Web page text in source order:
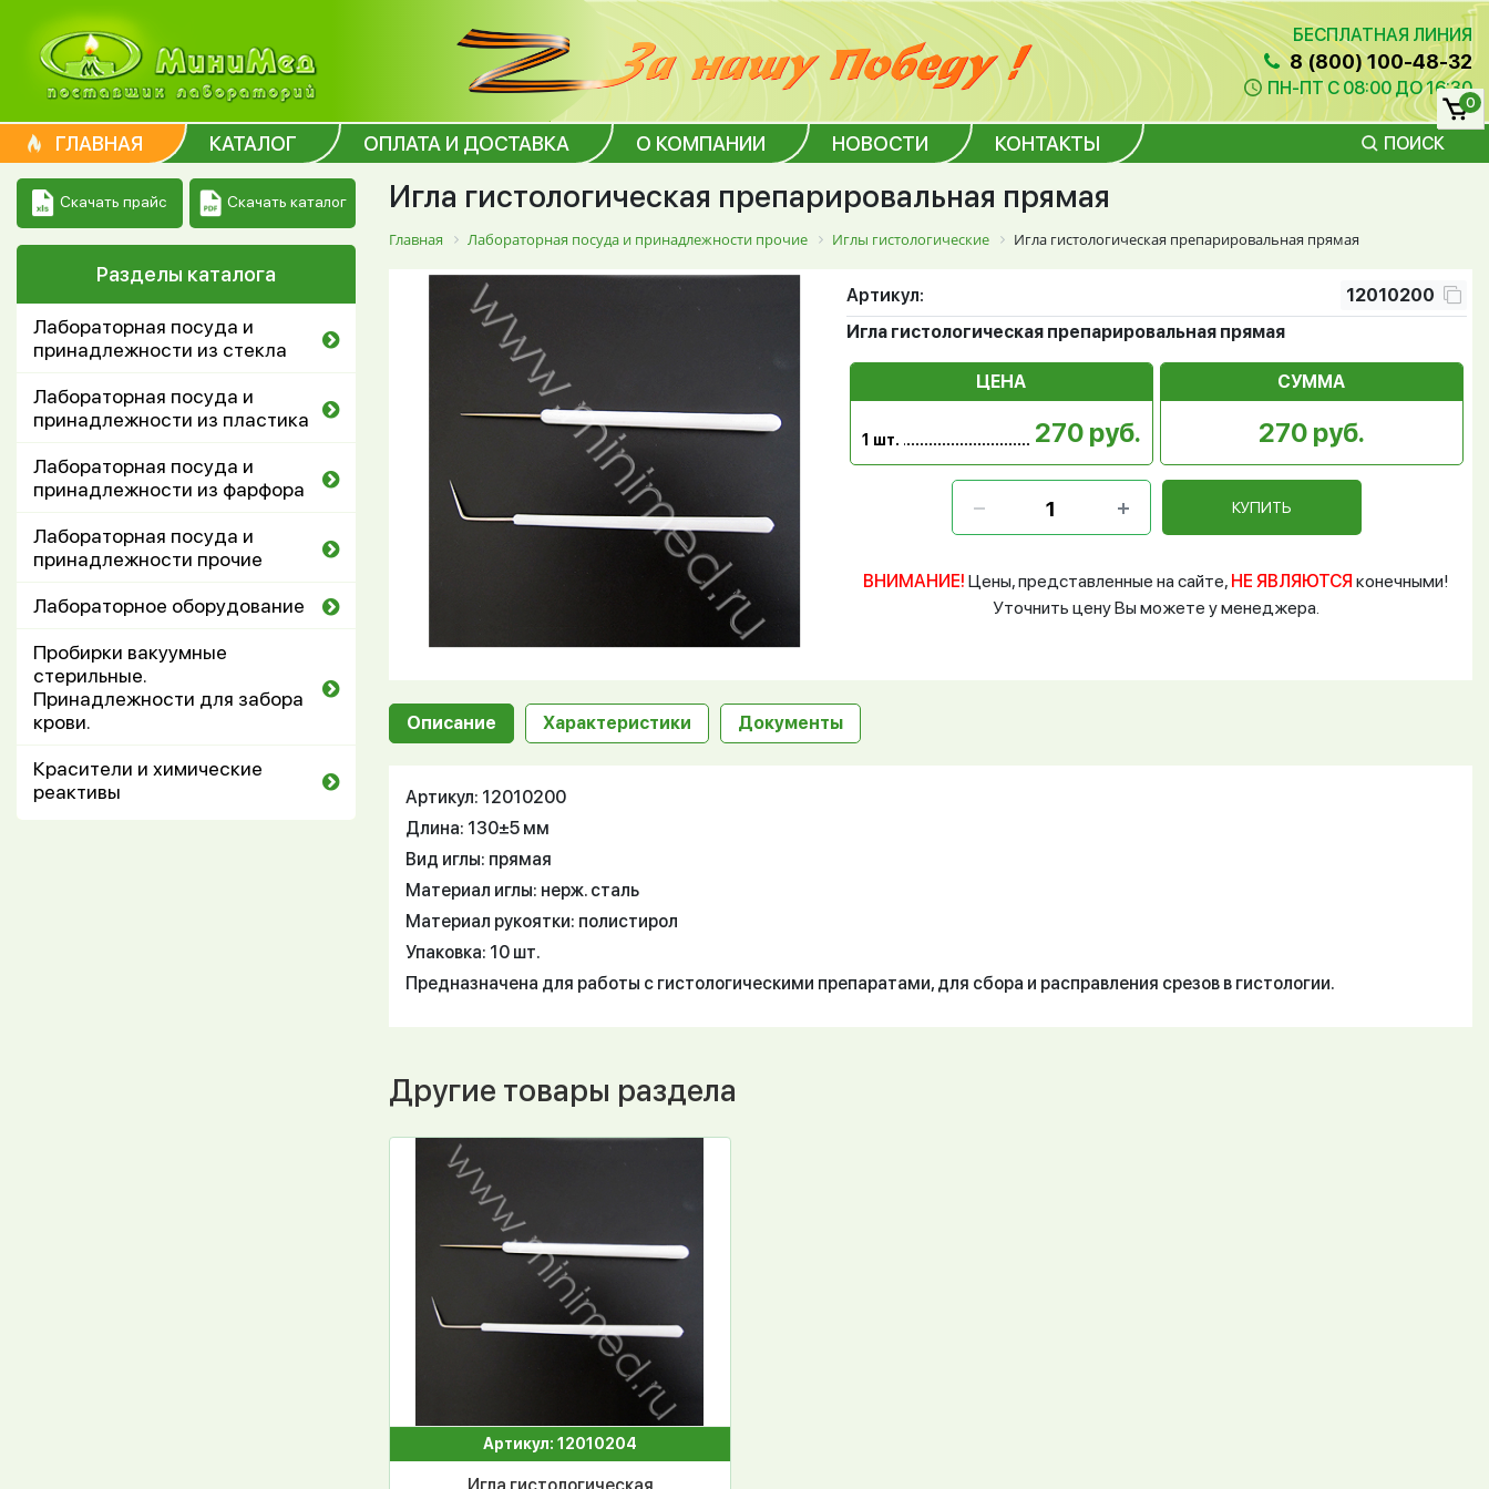
БЕСПЛАТНАЯ ЛИНИЯ
8 (800) 100-48-32
ПН-ПТ С 08:00 ДО 16:30
ГЛАВНАЯ КАТАЛОГ ОПЛАТА И ДОСТАВКА О КОМПАНИИ НОВОСТИ КОНТАКТЫ ПОИСК
0
Скачать прайс Скачать каталог
Разделы каталога
Лабораторная посуда и
принадлежности из стекла
Лабораторная посуда и
принадлежности из пластика
Лабораторная посуда и
принадлежности из фарфора
Лабораторная посуда и
принадлежности прочие
Лабораторное оборудование
Пробирки вакуумные
стерильные.
Принадлежности для забора
крови.
Красители и химические
реактивы
Игла гистологическая препарировальная прямая
Главная Лабораторная посуда и принадлежности прочие Иглы гистологические Игла гистологическая препарировальная прямая
Артикул:
12010200
Игла гистологическая препарировальная прямая
ЦЕНА
1 шт. 270 руб.
СУММА
270 руб.
КУПИТЬ
ВНИМАНИЕ! Цены, представленные на сайте, НЕ ЯВЛЯЮТСЯ конечными!
Уточнить цену Вы можете у менеджера.
Описание Характеристики Документы
Артикул: 12010200
Длина: 130±5 мм
Вид иглы: прямая
Материал иглы: нерж. сталь
Материал рукоятки: полистирол
Упаковка: 10 шт.
Предназначена для работы с гистологическими препаратами, для сбора и расправления срезов в гистологии.
Другие товары раздела
Артикул: 12010204